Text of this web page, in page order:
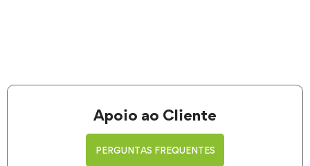
Apoio ao Cliente
PERGUNTAS FREQUENTES